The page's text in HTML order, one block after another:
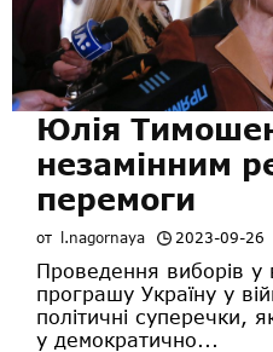
Юлія
незамінним
перемоги
от l.nagornaya 2023-09-26
Проведення виборів
програшу Україну у
політичні суперечки,
у демократично...